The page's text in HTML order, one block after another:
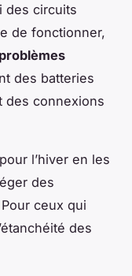
des circuits
de fonctionner,
des batteries
des connexions
l’hiver en les
des
ceux qui
des